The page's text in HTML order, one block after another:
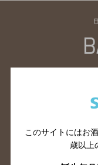
岩手県の
福島県の
このサイトにはお
歳以上